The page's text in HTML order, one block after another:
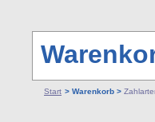
Start > Warenkorb >